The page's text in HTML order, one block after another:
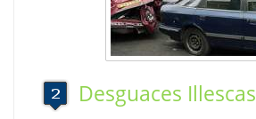
Desguaces Illescas